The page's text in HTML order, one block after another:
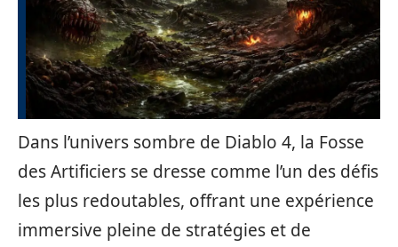
Dans l’univers sombre de Diablo 4, la Fosse
des Artificiers se dresse comme l’un des défis
les plus redoutables, offrant une expérience
immersive pleine de stratégies et de